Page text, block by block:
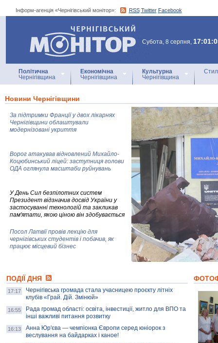
Інформ-агенція «Чернігівський монітор»: RSS Twitter Facebook
Інформ-агенція
«Чернігівський монітор»
Субота, 8 серпня,
Політична
Чернігівщина
Економічна
Чернігівщина
Культурна
Чернігівщина
Новини Чернігівщини
За підтримки Франції у двох лікарнях
Чернігівщини облаштували
модернізовані укриття
Ворог атакував відновлений Михайло-
Коцюбинський ліцей: заступниця голови
ОДА оглянула масштаби руйнувань
У День Сил безпілотних систем
Президент відзначив досвід України у
застосуванні технологій та закликав
пам'ятати, якою ціною він здобувається
Посол Латвії провів лекцію для
чернігівських студентів і побачив, як
працює місцевий бізнес
колекцію про війну, емоції та тварин
AB InBev Efes Україна підтримала
навчальний проєкт "Молодіжна бізнес-
школа", спрямований на розвиток
підприємництва у Чернігівській області
ПОДІЇ ДНЯ
17:17
Чернігівська громада стала учасницею проєкту літніх
клубів «Грай. Дій. Змінюй»
16:55
Рада громад області: освіта, інвестиції, житло для ВПО та
інші важливі питання розвитку
16:13
Анна Юр'єва — чемпіонка Європи серед юніорок з
веслування на байдарках і каное!